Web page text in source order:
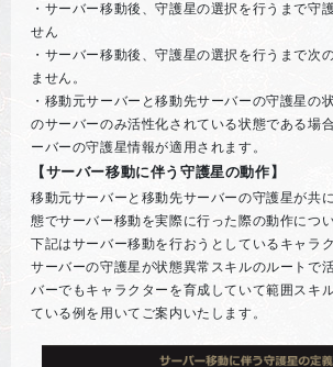
・サーバー移動後、守護星の選択を行うまで守
せん
・サーバー移動後、守護星の選択を行うまで次
ません。
・移動元サーバーと移動先サーバーの守護星の
のサーバーのみ活性化されている状態である場
ーバーの守護星情報が適用されます。
【サーバー移動に伴う守護星の動作】
移動元サーバーと移動先サーバーの守護星が共
態でサーバー移動を実際に行った際の動作につ
下記はサーバー移動を行おうとしているキャラ
サーバーの守護星が状態異常スキルのルートで
バーでもキャラクターを育成していて範囲スキ
ている例を用いてご案内いたします。